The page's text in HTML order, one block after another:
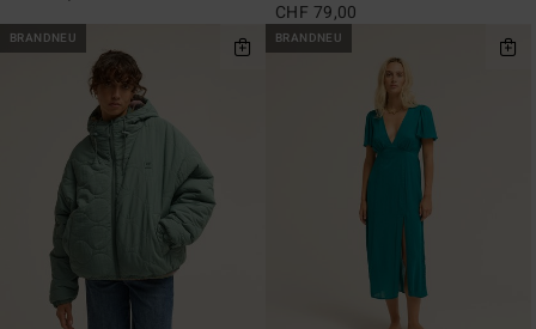
CHF 79,00
BRANDNEU BRANDNEU